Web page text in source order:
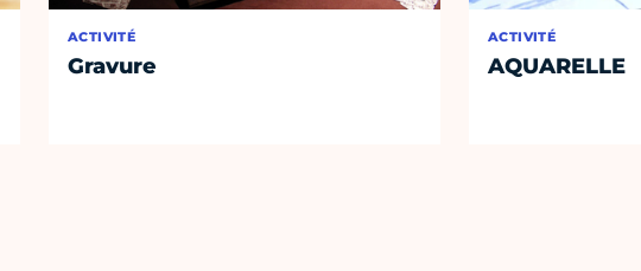
ACTIVITÉ
Gravure
ACTIVITÉ
AQUARELLE